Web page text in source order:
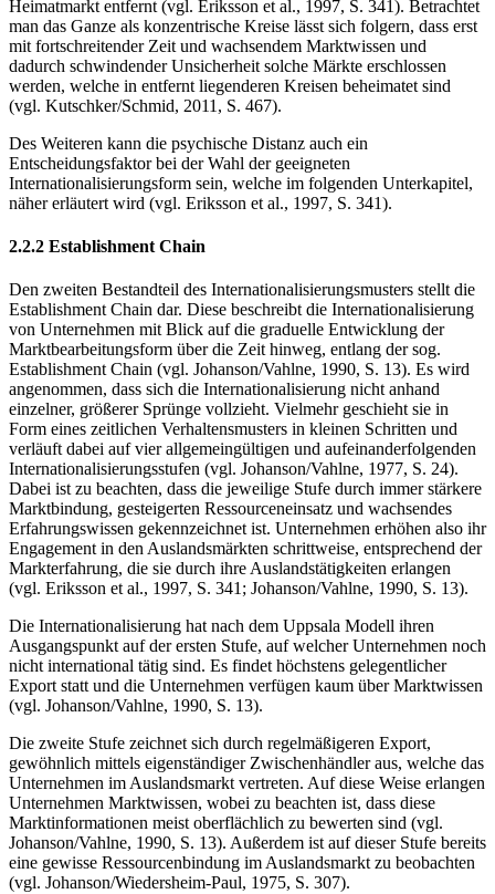
Heimatmarkt entfernt (vgl. Eriksson et al., 1997, S. 341). Betrachtet
man das Ganze als konzentrische Kreise lässt sich folgern, dass erst
mit fortschreitender Zeit und wachsendem Marktwissen und
dadurch schwindender Unsicherheit solche Märkte erschlossen
werden, welche in entfernt liegenderen Kreisen beheimatet sind
(vgl. Kutschker/Schmid, 2011, S. 467).
Des Weiteren kann die psychische Distanz auch ein
Entscheidungsfaktor bei der Wahl der geeigneten
Internationalisierungsform sein, welche im folgenden Unterkapitel,
näher erläutert wird (vgl. Eriksson et al., 1997, S. 341).
2.2.2 Establishment Chain
Den zweiten Bestandteil des Internationalisierungsmusters stellt die
Establishment Chain dar. Diese beschreibt die Internationalisierung
von Unternehmen mit Blick auf die graduelle Entwicklung der
Marktbearbeitungsform über die Zeit hinweg, entlang der sog.
Establishment Chain (vgl. Johanson/Vahlne, 1990, S. 13). Es wird
angenommen, dass sich die Internationalisierung nicht anhand
einzelner, größerer Sprünge vollzieht. Vielmehr geschieht sie in
Form eines zeitlichen Verhaltensmusters in kleinen Schritten und
verläuft dabei auf vier allgemeingültigen und aufeinanderfolgenden
Internationalisierungsstufen (vgl. Johanson/Vahlne, 1977, S. 24).
Dabei ist zu beachten, dass die jeweilige Stufe durch immer stärkere
Marktbindung, gesteigerten Ressourceneinsatz und wachsendes
Erfahrungswissen gekennzeichnet ist. Unternehmen erhöhen also ihr
Engagement in den Auslandsmärkten schrittweise, entsprechend der
Markterfahrung, die sie durch ihre Auslandstätigkeiten erlangen
(vgl. Eriksson et al., 1997, S. 341; Johanson/Vahlne, 1990, S. 13).
Die Internationalisierung hat nach dem Uppsala Modell ihren
Ausgangspunkt auf der ersten Stufe, auf welcher Unternehmen noch
nicht international tätig sind. Es findet höchstens gelegentlicher
Export statt und die Unternehmen verfügen kaum über Marktwissen
(vgl. Johanson/Vahlne, 1990, S. 13).
Die zweite Stufe zeichnet sich durch regelmäßigeren Export,
gewöhnlich mittels eigenständiger Zwischenhändler aus, welche das
Unternehmen im Auslandsmarkt vertreten. Auf diese Weise erlangen
Unternehmen Marktwissen, wobei zu beachten ist, dass diese
Marktinformationen meist oberflächlich zu bewerten sind (vgl.
Johanson/Vahlne, 1990, S. 13). Außerdem ist auf dieser Stufe bereits
eine gewisse Ressourcenbindung im Auslandsmarkt zu beobachten
(vgl. Johanson/Wiedersheim-Paul, 1975, S. 307).